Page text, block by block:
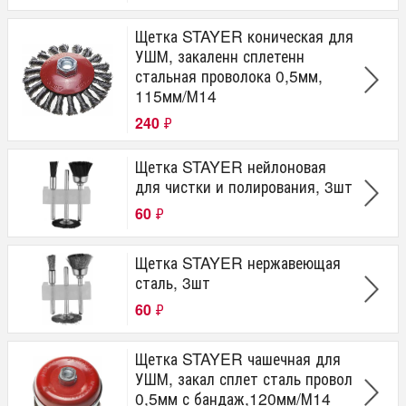
Щетка STAYER коническая для
УШМ, закаленн сплетенн
стальная проволока 0,5мм,
115мм/М14
240 ₽
Щетка STAYER нейлоновая
для чистки и полирования, 3шт
60 ₽
Щетка STAYER нержавеющая
сталь, 3шт
60 ₽
Щетка STAYER чашечная для
УШМ, закал сплет сталь провол
0,5мм с бандаж,120мм/М14